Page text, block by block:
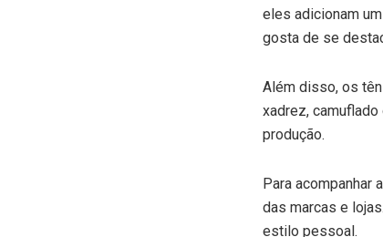
eles adicionam
gosta de se
Além disso, os
xadrez,
produção.
Para acompanhar
das marcas e
estilo pessoal.